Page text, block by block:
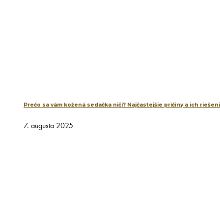
Prečo sa vám kožená sedačka ničí? Najčastejšie príčiny a ich
7. augusta 2025